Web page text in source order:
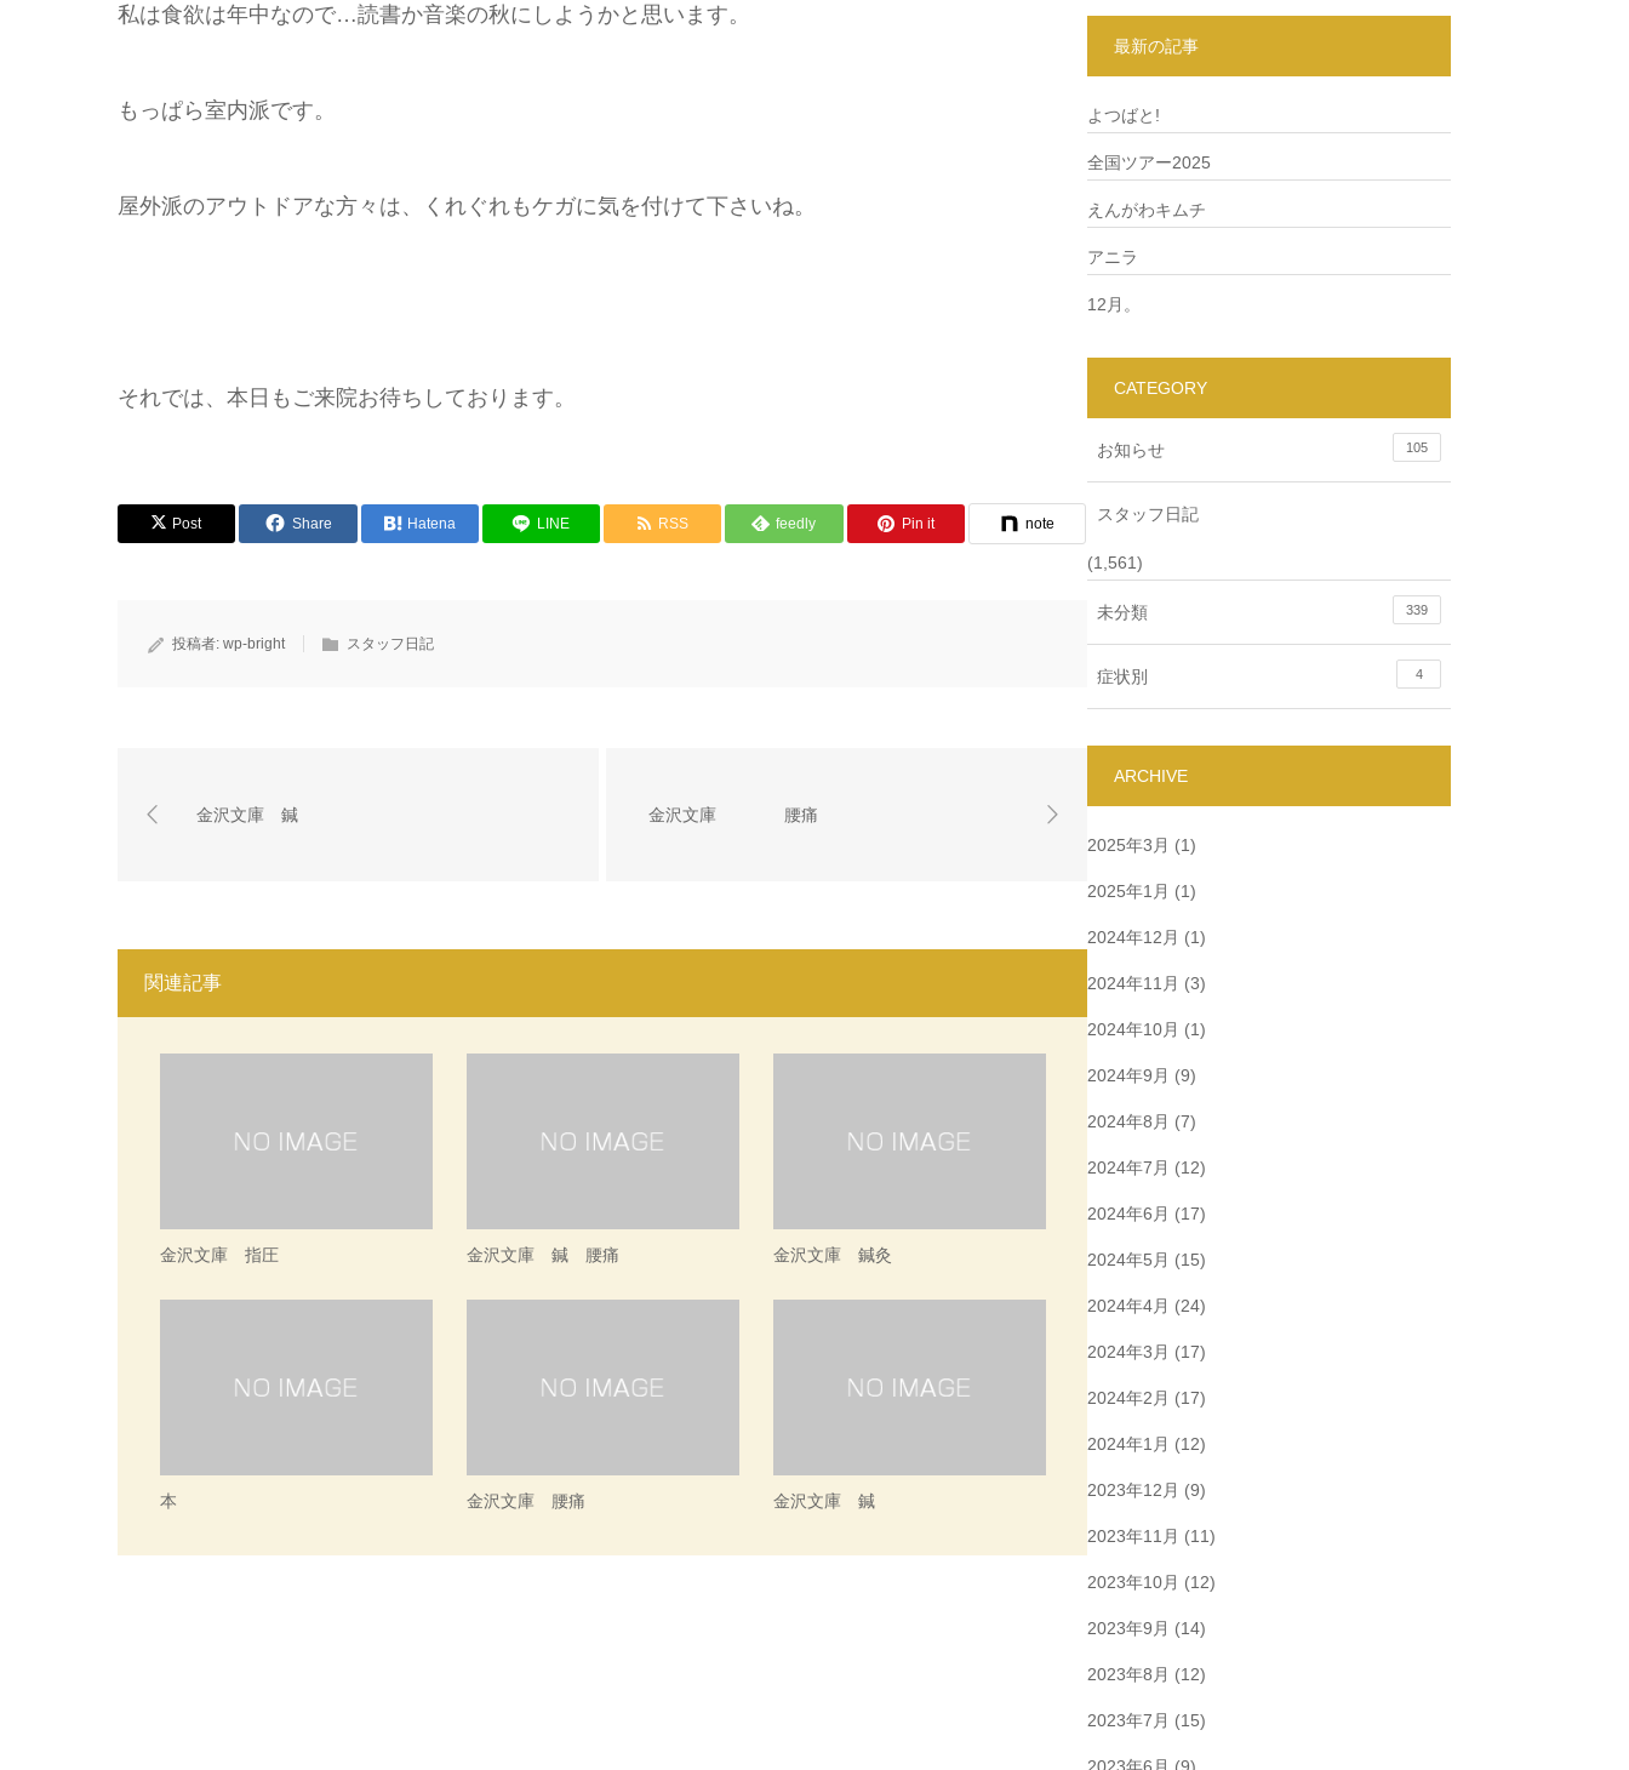
私は食欲は年中なので…読書か音楽の秋にしようかと思います。
もっぱら室内派です。
屋外派のアウトドアな方々は、くれぐれもケガに気を付けて下さいね。
それでは、本日もご来院お待ちしております。
Post Share Hatena LINE RSS feedly Pin it note
投稿者: wp-bright スタッフ日記
金沢文庫 鍼 金沢文庫 腰痛
関連記事
金沢文庫 指圧 金沢文庫 鍼 腰痛 金沢文庫 鍼灸
本 金沢文庫 腰痛 金沢文庫 鍼
最新の記事
よつばと!
全国ツアー2025
えんがわキムチ
アニラ
12月。
CATEGORY
お知らせ 105
スタッフ日記
(1,561)
未分類 339
症状別 4
ARCHIVE
2025年3月 (1)
2025年1月 (1)
2024年12月 (1)
2024年11月 (3)
2024年10月 (1)
2024年9月 (9)
2024年8月 (7)
2024年7月 (12)
2024年6月 (17)
2024年5月 (15)
2024年4月 (24)
2024年3月 (17)
2024年2月 (17)
2024年1月 (12)
2023年12月 (9)
2023年11月 (11)
2023年10月 (12)
2023年9月 (14)
2023年8月 (12)
2023年7月 (15)